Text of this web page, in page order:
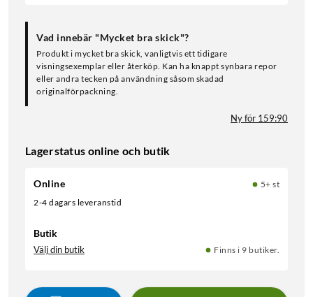
Vad innebär "Mycket bra skick"?
Produkt i mycket bra skick, vanligtvis ett tidigare
visningsexemplar eller återköp. Kan ha knappt synbara repor
eller andra tecken på användning såsom skadad
originalförpackning.
Ny för 159:90
Lagerstatus online och butik
Online
5+ st
2-4 dagars leveranstid
Butik
Välj din butik Finns i 9 butiker.